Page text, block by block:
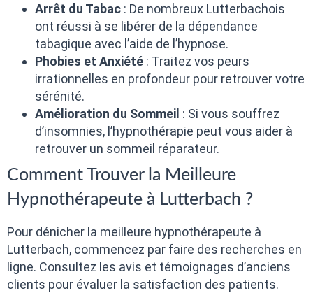
Arrêt du Tabac : De nombreux Lutterbachois
ont réussi à se libérer de la dépendance
tabagique avec l’aide de l’hypnose.
Phobies et Anxiété : Traitez vos peurs
irrationnelles en profondeur pour retrouver votre
sérénité.
Amélioration du Sommeil : Si vous souffrez
d’insomnies, l’hypnothérapie peut vous aider à
retrouver un sommeil réparateur.
Comment Trouver la Meilleure
Hypnothérapeute à Lutterbach ?
Pour dénicher la meilleure hypnothérapeute à
Lutterbach, commencez par faire des recherches en
ligne. Consultez les avis et témoignages d’anciens
clients pour évaluer la satisfaction des patients.